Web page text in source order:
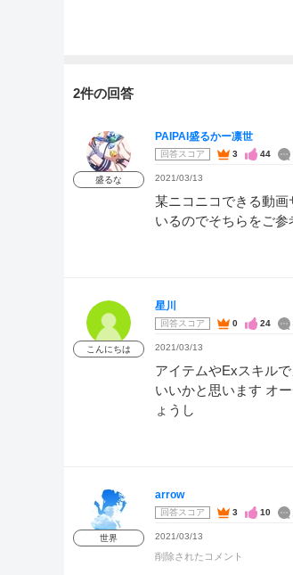
2件の回答
盛るな
PAIPAI盛るかー凛世
回答スコア 3 44
2021/03/13
某ニコニコできる動
いるのでそちらをご参
こんにちは
星川
回答スコア 0 24
2021/03/13
アイテムやExスキル
いいかと思います オ
ょうし
世界
arrow
回答スコア 3 10
2021/03/13
削除されたコメント